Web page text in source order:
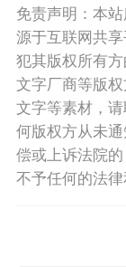
免责声明：本
源于互联网共
犯其版权所有
文字厂商等版
文字等素材，
何版权方从未
偿或上诉法院
不予任何的法